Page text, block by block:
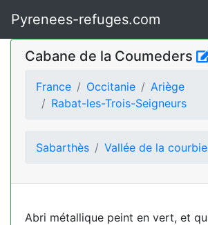
Pyrenees-refuges.com
Cabane de la Coumeders
France Occitanie
Ariège
Rabat-les-Trois-Seigneurs
Sabarthès Vallée de la
Abri métallique peint en vert, et